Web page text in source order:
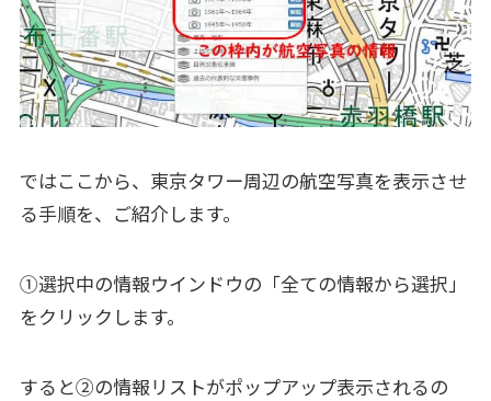
ではここから、東京タワー周辺の航空写真を表示させ
る手順を、ご紹介します。
①選択中の情報ウインドウの「全ての情報から選択」
をクリックします。
すると②の情報リストがポップアップ表示されるの